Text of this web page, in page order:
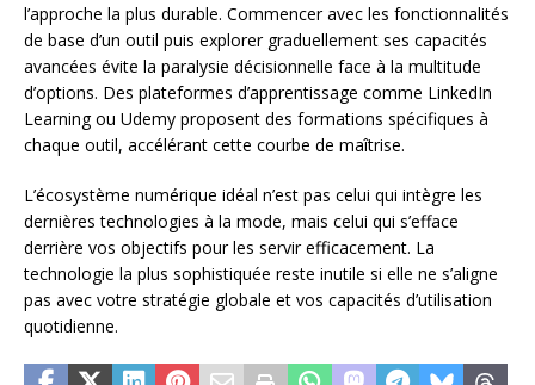
l’approche la plus durable. Commencer avec les fonctionnalités
de base d’un outil puis explorer graduellement ses capacités
avancées évite la paralysie décisionnelle face à la multitude
d’options. Des plateformes d’apprentissage comme LinkedIn
Learning ou Udemy proposent des formations spécifiques à
chaque outil, accélérant cette courbe de maîtrise.
L’écosystème numérique idéal n’est pas celui qui intègre les
dernières technologies à la mode, mais celui qui s’efface
derrière vos objectifs pour les servir efficacement. La
technologie la plus sophistiquée reste inutile si elle ne s’aligne
pas avec votre stratégie globale et vos capacités d’utilisation
quotidienne.